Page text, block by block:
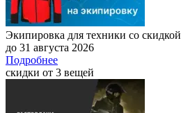
Экипировка для техники со скидкой
до 31 августа 2026
Подробнее
скидки от 3 вещей